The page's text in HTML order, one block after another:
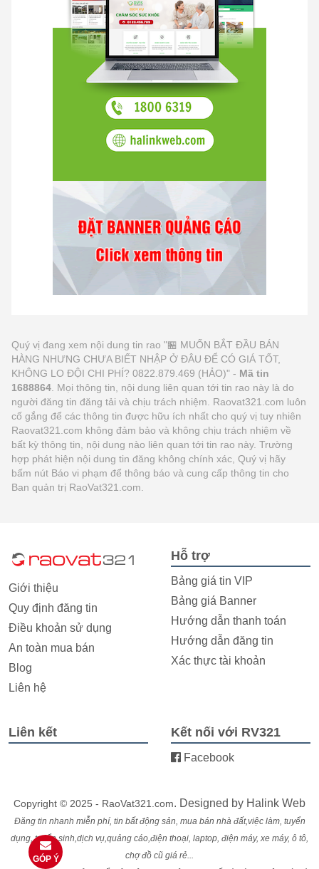
Quý vị đang xem nội dung tin rao "🏪 MUỐN BẮT ĐẦU BÁN
HÀNG NHƯNG CHƯA BIẾT NHẬP Ở ĐÂU ĐỂ CÓ GIÁ TỐT,
KHÔNG LO ĐỘI CHI PHÍ? 0822.879.469 (HẢO)" - Mã tin
1688864 . Mọi thông tin, nội dung liên quan tới tin rao này là do
người đăng tin đăng tải và chịu trách nhiệm. Raovat321.com luôn
cố gắng để các thông tin được hữu ích nhất cho quý vị tuy nhiên
Raovat321.com không đảm bảo và không chịu trách nhiệm về
bất kỳ thông tin, nội dung nào liên quan tới tin rao này. Trường
hợp phát hiện nội dung tin đăng không chính xác, Quý vị hãy
bấm nút Báo vi phạm để thông báo và cung cấp thông tin cho
Ban quản trị RaoVat321.com.
Giới thiệu
Quy định đăng tin
Điều khoản sử dụng
An toàn mua bán
Blog
Liên hệ
Hỗ trợ
Bảng giá tin VIP
Bảng giá Banner
Hướng dẫn thanh toán
Hướng dẫn đăng tin
Xác thực tài khoản
Liên kết Kết nối với RV321
Facebook
Copyright © 2025 - RaoVat321.com. Designed by Halink Web
Đăng tin nhanh miễn phí, tin bất động sản, mua bán nhà đất,việc làm, tuyển
dụng, tuyển sinh,dịch vụ,quảng cáo,điện thoại, laptop, điện máy, xe máy, ô tô,
chợ đồ cũ giá rẻ...
GÓP Ý